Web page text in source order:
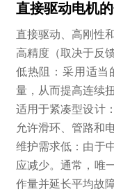
直接驱动电机
直接驱动、高刚性
高精度（取决于反
低热阻：采用适当
量，从而提高连续
适用于紧凑型设计
允许滑环、管路和
维护需求低：由于
应减少。通常，唯
作量并延长平均故